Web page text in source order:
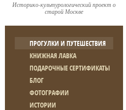
Историко-культурологический проект о
старой Москве
ПРОГУЛКИ И ПУТЕШЕСТВИЯ
КНИЖНАЯ ЛАВКА
ПОДАРОЧНЫЕ СЕРТИФИКАТЫ
БЛОГ
ФОТОГРАФИИ
ИСТОРИИ